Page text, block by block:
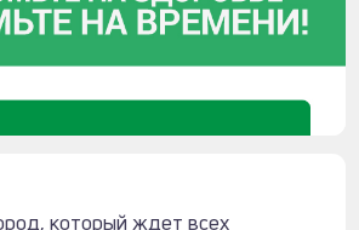
который ждет всех